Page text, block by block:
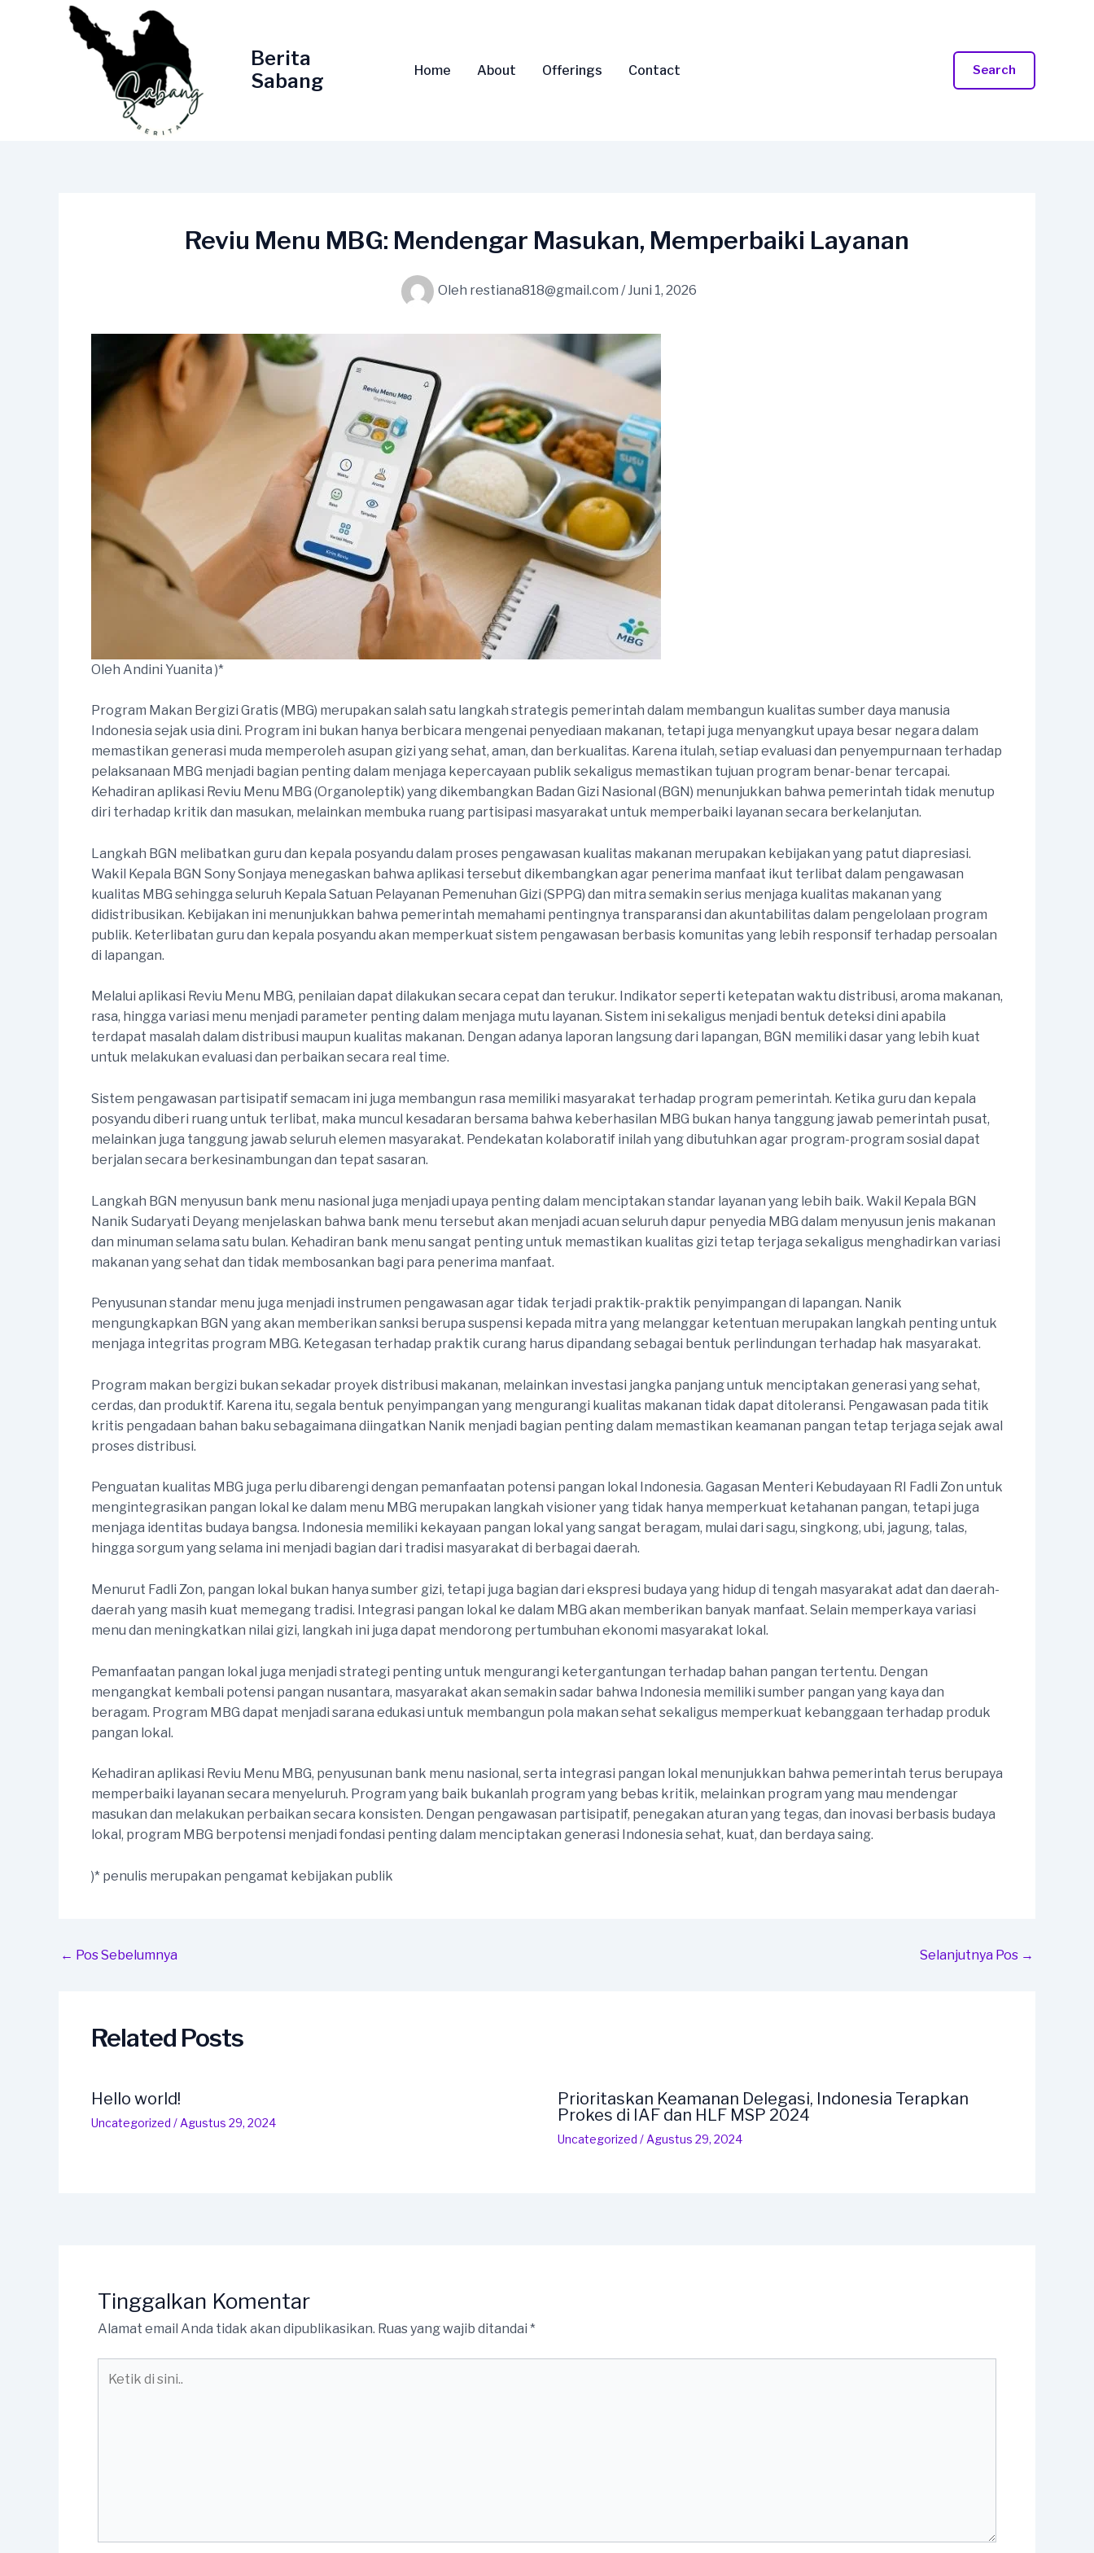
Berita
Sabang
Home About Offerings Contact Search
Reviu Menu MBG: Mendengar Masukan, Memperbaiki Layanan
Oleh restiana818@gmail.com /Juni 1, 2026
Oleh Andini Yuanita )*
Program Makan Bergizi Gratis (MBG) merupakan salah satu langkah strategis pemerintah dalam membangun kualitas sumber daya manusia
Indonesia sejak usia dini. Program ini bukan hanya berbicara mengenai penyediaan makanan, tetapi juga menyangkut upaya besar negara dalam
memastikan generasi muda memperoleh asupan gizi yang sehat, aman, dan berkualitas. Karena itulah, setiap evaluasi dan penyempurnaan terhadap
pelaksanaan MBG menjadi bagian penting dalam menjaga kepercayaan publik sekaligus memastikan tujuan program benar-benar tercapai.
Kehadiran aplikasi Reviu Menu MBG (Organoleptik) yang dikembangkan Badan Gizi Nasional (BGN) menunjukkan bahwa pemerintah tidak menutup
diri terhadap kritik dan masukan, melainkan membuka ruang partisipasi masyarakat untuk memperbaiki layanan secara berkelanjutan.
Langkah BGN melibatkan guru dan kepala posyandu dalam proses pengawasan kualitas makanan merupakan kebijakan yang patut diapresiasi.
Wakil Kepala BGN Sony Sonjaya menegaskan bahwa aplikasi tersebut dikembangkan agar penerima manfaat ikut terlibat dalam pengawasan
kualitas MBG sehingga seluruh Kepala Satuan Pelayanan Pemenuhan Gizi (SPPG) dan mitra semakin serius menjaga kualitas makanan yang
didistribusikan. Kebijakan ini menunjukkan bahwa pemerintah memahami pentingnya transparansi dan akuntabilitas dalam pengelolaan program
publik. Keterlibatan guru dan kepala posyandu akan memperkuat sistem pengawasan berbasis komunitas yang lebih responsif terhadap persoalan
di lapangan.
Melalui aplikasi Reviu Menu MBG, penilaian dapat dilakukan secara cepat dan terukur. Indikator seperti ketepatan waktu distribusi, aroma makanan,
rasa, hingga variasi menu menjadi parameter penting dalam menjaga mutu layanan. Sistem ini sekaligus menjadi bentuk deteksi dini apabila
terdapat masalah dalam distribusi maupun kualitas makanan. Dengan adanya laporan langsung dari lapangan, BGN memiliki dasar yang lebih kuat
untuk melakukan evaluasi dan perbaikan secara real time.
Sistem pengawasan partisipatif semacam ini juga membangun rasa memiliki masyarakat terhadap program pemerintah. Ketika guru dan kepala
posyandu diberi ruang untuk terlibat, maka muncul kesadaran bersama bahwa keberhasilan MBG bukan hanya tanggung jawab pemerintah pusat,
melainkan juga tanggung jawab seluruh elemen masyarakat. Pendekatan kolaboratif inilah yang dibutuhkan agar program-program sosial dapat
berjalan secara berkesinambungan dan tepat sasaran.
Langkah BGN menyusun bank menu nasional juga menjadi upaya penting dalam menciptakan standar layanan yang lebih baik. Wakil Kepala BGN
Nanik Sudaryati Deyang menjelaskan bahwa bank menu tersebut akan menjadi acuan seluruh dapur penyedia MBG dalam menyusun jenis makanan
dan minuman selama satu bulan. Kehadiran bank menu sangat penting untuk memastikan kualitas gizi tetap terjaga sekaligus menghadirkan variasi
makanan yang sehat dan tidak membosankan bagi para penerima manfaat.
Penyusunan standar menu juga menjadi instrumen pengawasan agar tidak terjadi praktik-praktik penyimpangan di lapangan. Nanik
mengungkapkan BGN yang akan memberikan sanksi berupa suspensi kepada mitra yang melanggar ketentuan merupakan langkah penting untuk
menjaga integritas program MBG. Ketegasan terhadap praktik curang harus dipandang sebagai bentuk perlindungan terhadap hak masyarakat.
Program makan bergizi bukan sekadar proyek distribusi makanan, melainkan investasi jangka panjang untuk menciptakan generasi yang sehat,
cerdas, dan produktif. Karena itu, segala bentuk penyimpangan yang mengurangi kualitas makanan tidak dapat ditoleransi. Pengawasan pada titik
kritis pengadaan bahan baku sebagaimana diingatkan Nanik menjadi bagian penting dalam memastikan keamanan pangan tetap terjaga sejak awal
proses distribusi.
Penguatan kualitas MBG juga perlu dibarengi dengan pemanfaatan potensi pangan lokal Indonesia. Gagasan Menteri Kebudayaan RI Fadli Zon untuk
mengintegrasikan pangan lokal ke dalam menu MBG merupakan langkah visioner yang tidak hanya memperkuat ketahanan pangan, tetapi juga
menjaga identitas budaya bangsa. Indonesia memiliki kekayaan pangan lokal yang sangat beragam, mulai dari sagu, singkong, ubi, jagung, talas,
hingga sorgum yang selama ini menjadi bagian dari tradisi masyarakat di berbagai daerah.
Menurut Fadli Zon, pangan lokal bukan hanya sumber gizi, tetapi juga bagian dari ekspresi budaya yang hidup di tengah masyarakat adat dan daerah-
daerah yang masih kuat memegang tradisi. Integrasi pangan lokal ke dalam MBG akan memberikan banyak manfaat. Selain memperkaya variasi
menu dan meningkatkan nilai gizi, langkah ini juga dapat mendorong pertumbuhan ekonomi masyarakat lokal.
Pemanfaatan pangan lokal juga menjadi strategi penting untuk mengurangi ketergantungan terhadap bahan pangan tertentu. Dengan
mengangkat kembali potensi pangan nusantara, masyarakat akan semakin sadar bahwa Indonesia memiliki sumber pangan yang kaya dan
beragam. Program MBG dapat menjadi sarana edukasi untuk membangun pola makan sehat sekaligus memperkuat kebanggaan terhadap produk
pangan lokal.
Kehadiran aplikasi Reviu Menu MBG, penyusunan bank menu nasional, serta integrasi pangan lokal menunjukkan bahwa pemerintah terus berupaya
memperbaiki layanan secara menyeluruh. Program yang baik bukanlah program yang bebas kritik, melainkan program yang mau mendengar
masukan dan melakukan perbaikan secara konsisten. Dengan pengawasan partisipatif, penegakan aturan yang tegas, dan inovasi berbasis budaya
lokal, program MBG berpotensi menjadi fondasi penting dalam menciptakan generasi Indonesia sehat, kuat, dan berdaya saing.
)* penulis merupakan pengamat kebijakan publik
Post
← Pos Sebelumnya Selanjutnya Pos →
Related Posts
Hello world!
Uncategorized / Agustus 29, 2024
Prioritaskan Keamanan Delegasi, Indonesia Terapkan
Prokes di IAF dan HLF MSP 2024
Uncategorized / Agustus 29, 2024
Tinggalkan Komentar
Alamat email Anda tidak akan dipublikasikan. Ruas yang wajib ditandai *